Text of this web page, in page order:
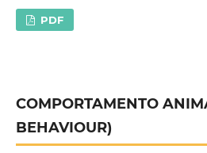
PDF
COMPORTAMENTO
BEHAVIOUR)